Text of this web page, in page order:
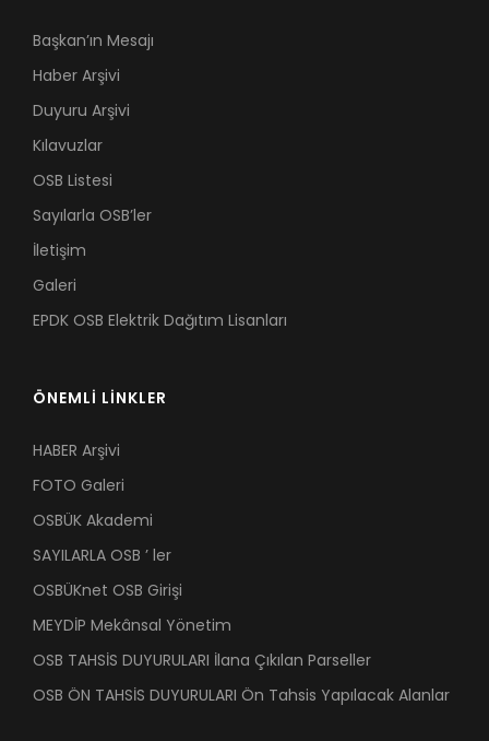
Başkan’ın Mesajı
Haber Arşivi
Duyuru Arşivi
Kılavuzlar
OSB Listesi
Sayılarla OSB’ler
İletişim
Galeri
EPDK OSB Elektrik Dağıtım Lisanları
ÖNEMLİ LİNKLER
HABER Arşivi
FOTO Galeri
OSBÜK Akademi
SAYILARLA OSB ’ ler
OSBÜKnet OSB Girişi
MEYDİP Mekânsal Yönetim
OSB TAHSİS DUYURULARI İlana Çıkılan Parseller
OSB ÖN TAHSİS DUYURULARI Ön Tahsis Yapılacak Alanlar